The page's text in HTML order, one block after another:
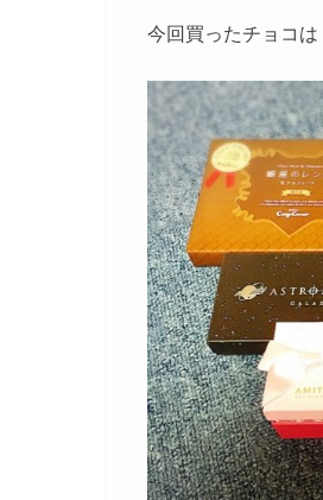
今回買ったチョコは